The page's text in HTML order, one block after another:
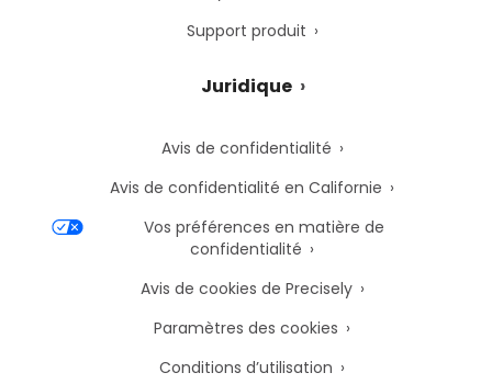
Support produit
Juridique
Avis de confidentialité
Avis de confidentialité en Californie
Vos préférences en matière de
confidentialité
Avis de cookies de Precisely
Paramètres des cookies
Conditions d’utilisation